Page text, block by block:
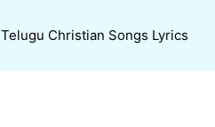
Telugu Christian Songs Lyrics